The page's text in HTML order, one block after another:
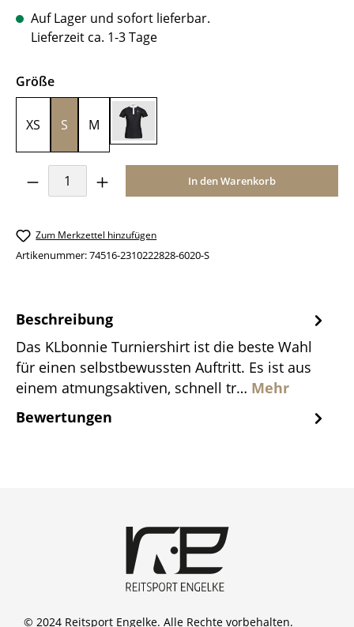
Auf Lager und sofort lieferbar.
Lieferzeit ca. 1-3 Tage
Größeauswählen
XS S M
Produkt Anzahl: Gib den gewünschten
In den Warenkorb
Zum Merkzettel hinzufügen
Artikenummer:74516-2310222828-6020-S
Beschreibung
Das KLbonnie Turniershirt ist die beste Wahl
für einen selbstbewussten Auftritt. Es ist aus
einem atmungsaktiven, schnell tr… Mehr
Bewertungen
© 2024 Reitsport Engelke. Alle Rechte vorbehalten.